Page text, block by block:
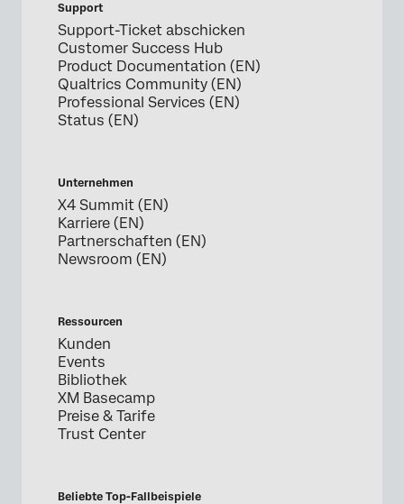
Support
Support-Ticket abschicken
Customer Success Hub
Product Documentation (EN)
Qualtrics Community (EN)
Professional Services (EN)
Status (EN)
Unternehmen
X4 Summit (EN)
Karriere (EN)
Partnerschaften (EN)
Newsroom (EN)
Ressourcen
Kunden
Events
Bibliothek
XM Basecamp
Preise & Tarife
Trust Center
Beliebte Top-Fallbeispiele